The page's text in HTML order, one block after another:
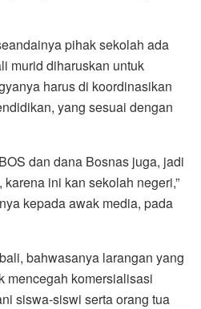
pihak sekolah ada
murid diharuskan untuk
harus di koordinasikan
yang sesuai dengan
dan dana Bosnas juga, jadi
ini kan sekolah negeri,”
kepada awak media, pada
bahwasanya larangan yang
mencegah komersialisasi
siswa-siswi serta orang tua